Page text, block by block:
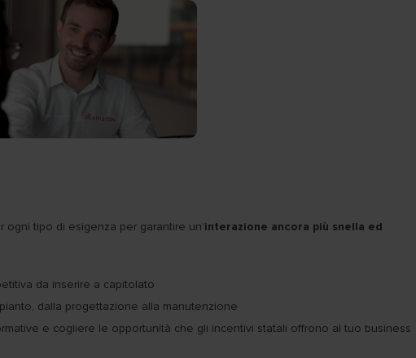
tipo di esigenza per garantire un’interazione ancora più snella ed
da inserire a capitolato
dalla progettazione alla manutenzione
e cogliere le opportunità che gli incentivi statali offrono al tuo business